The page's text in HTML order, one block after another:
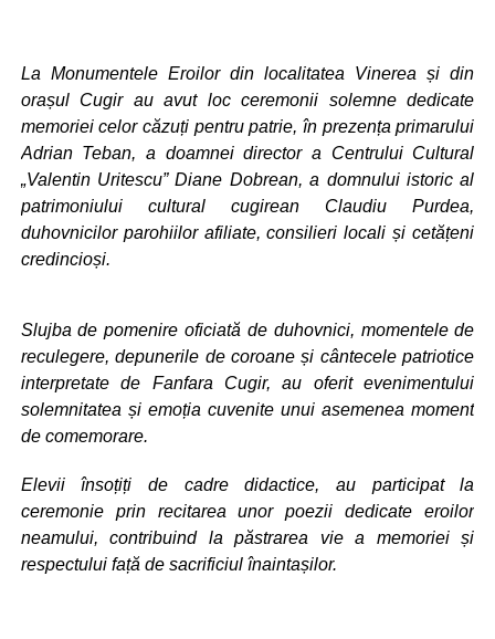
La Monumentele Eroilor din localitatea Vinerea și din
orașul Cugir au avut loc ceremonii solemne dedicate
memoriei celor căzuți pentru patrie, în prezența primarului
Adrian Teban, a doamnei director a Centrului Cultural
„Valentin Uritescu” Diane Dobrean, a domnului istoric al
patrimoniului cultural cugirean Claudiu Purdea,
duhovnicilor parohiilor afiliate, consilieri locali și cetățeni
credincioși.
Slujba de pomenire oficiată de duhovnici, momentele de
reculegere, depunerile de coroane și cântecele patriotice
interpretate de Fanfara Cugir, au oferit evenimentului
solemnitatea și emoția cuvenite unui asemenea moment
de comemorare.
Elevii însoțiți de cadre didactice, au participat la
ceremonie prin recitarea unor poezii dedicate eroilor
neamului, contribuind la păstrarea vie a memoriei și
respectului față de sacrificiul înaintașilor.